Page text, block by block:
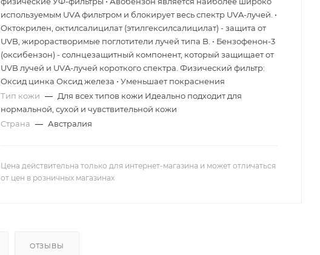
используемым UVA фильтром и блокирует весь спектр UVA-лучей. •
Октокрилен, октилсалицилат (этилгексилсалицилат) - защита от
UVB, жирорастворимые поглотители лучей типа B. • Бензофенон-3
(оксибензон) - солнцезащитный компонент, который защищает от
UVB лучей и UVA-лучей короткого спектра. Физический фильтр:
Оксид цинка Оксид железа • Уменьшает покраснения
Тип кожи — Для всех типов кожи Идеально подходит для
нормальной, сухой и чувствительной кожи
Страна — Австралия
Цена действительна только для интернет-магазина и может отличаться
от цен в розничных магазинах
ОТЗЫВЫ